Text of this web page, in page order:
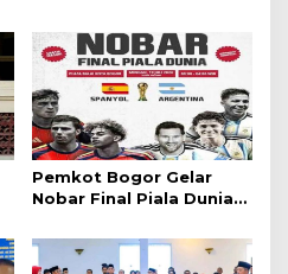
Pemkot Bogor Gelar
Nobar Final Piala Dunia